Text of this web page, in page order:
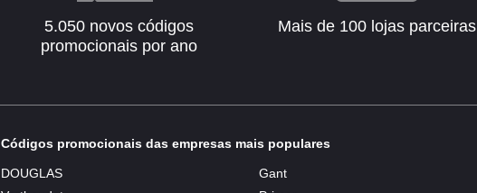
5.050 novos códigos
promocionais por ano
Mais de 100 lojas parceiras
Códigos promocionais das empresas mais populares
DOUGLAS
Gant